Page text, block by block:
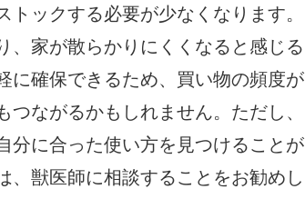
ックする必要が少なくなります。
、家が散らかりにくくなると感じる
に確保できるため、買い物の頻度が
ながるかもしれません。ただし、
分に合った使い方を見つけることが
、獣医師に相談することをお勧めし